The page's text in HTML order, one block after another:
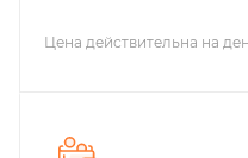
Цена действительна на